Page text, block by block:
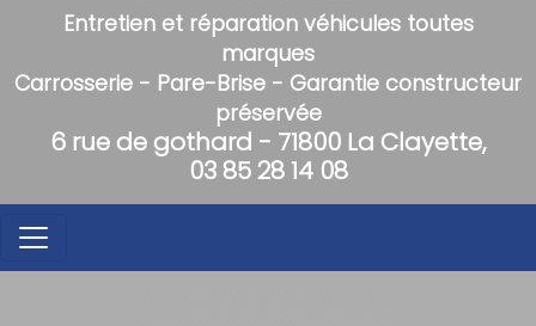
Entretien et réparation véhicules toutes
marques
Carrosserie - Pare-Brise - Garantie constructeur
préservée
6 rue de gothard - 71800 La Clayette,
03 85 28 14 08